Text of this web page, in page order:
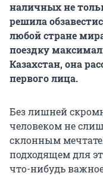
наличных не
решила
любой стране
поездку
Казахстан, она
первого лица.
Без лишней
человеком не
склонным
подходящем для
что-нибудь